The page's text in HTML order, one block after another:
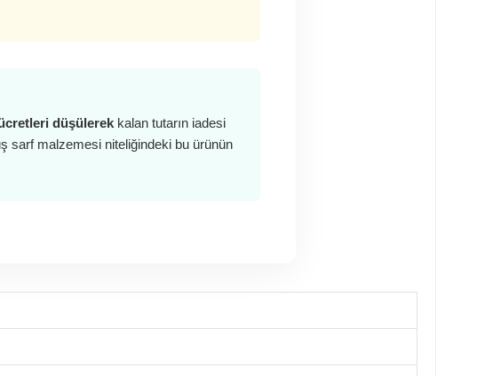
düşülerek kalan tutarın iadesi
sarf malzemesi niteliğindeki bu ürünün